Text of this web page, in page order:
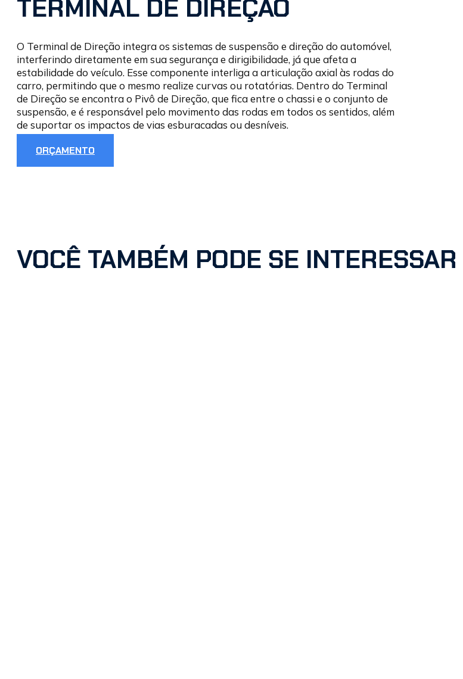
TERMINAL DE DIREÇÃO
O Terminal de Direção integra os sistemas de suspensão e direção do automóvel,
interferindo diretamente em sua segurança e dirigibilidade, já que afeta a
estabilidade do veículo. Esse componente interliga a articulação axial às rodas do
carro, permitindo que o mesmo realize curvas ou rotatórias. Dentro do Terminal
de Direção se encontra o Pivô de Direção, que fica entre o chassi e o conjunto de
suspensão, e é responsável pelo movimento das rodas em todos os sentidos, além
de suportar os impactos de vias esburacadas ou desníveis.
ORÇAMENTO
VOCÊ TAMBÉM PODE SE INTERESSAR